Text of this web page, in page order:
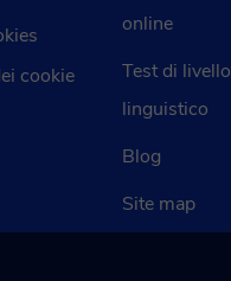
cookie
online
Test di livello
linguistico
Blog
Site map